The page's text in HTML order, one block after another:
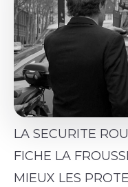
LA SECURITE
FICHE LA
MIEUX LES